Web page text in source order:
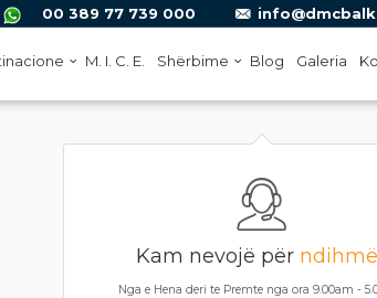
00 389 77 739 000
M. I. C. E. Shërbime Blog Galeria
Kam nevojë për
Nga e Hena deri te Premte nga ora 9.00am -